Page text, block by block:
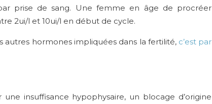
prise de sang. Une femme en âge de procréer
2ui/l et 10ui/l en début de cycle.
hormones impliquées dans la fertilité, c’est par
insuffisance hypophysaire, un blocage d’origine